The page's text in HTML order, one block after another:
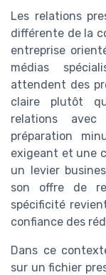
Les relations
différente de la
entreprise
médias
attendent des
claire plutôt
relations
préparation
exigeant et une
un levier
son offre de
spécificité
confiance des
Dans ce
sur un fichier